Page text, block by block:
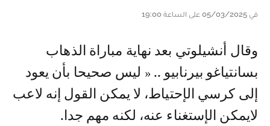
في 05/03/2025 على الساعة 19:00
و قال أنشيلوتي بعد نهاية مباراة الذهاب
بسانتياغو بيرنابيو .. « ليس صحيحا بأن يعود
إلى كرسي الإحتياط، لا يمكن القول إنه لاعب
لايمكن الإستغناء عنه، لكنه مهم جدا.